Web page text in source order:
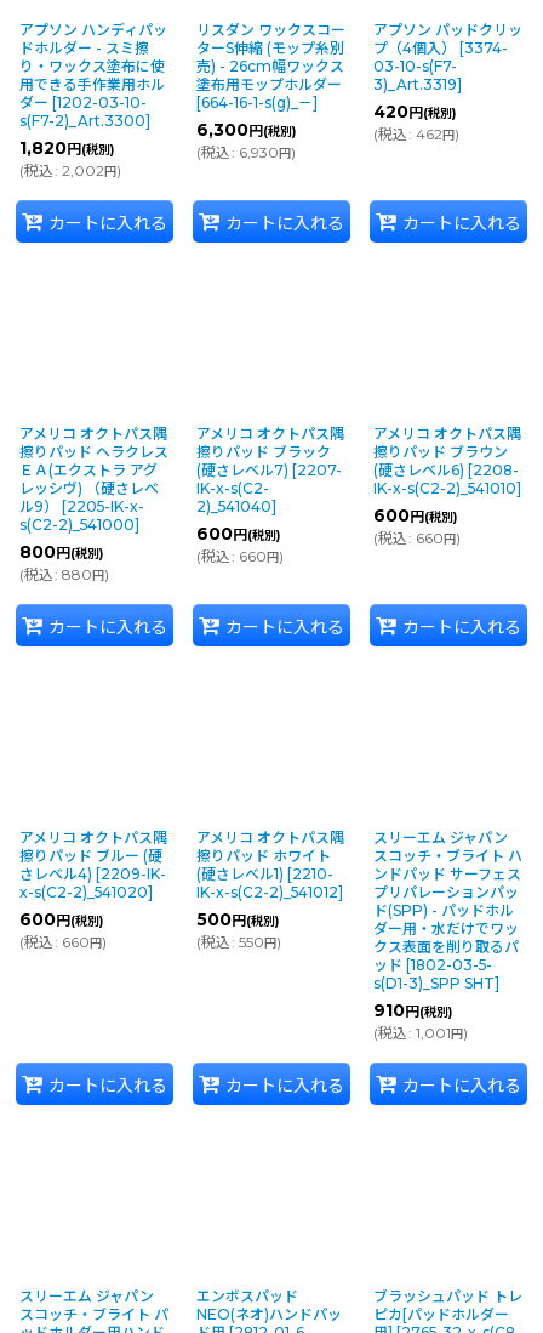
アプソン ハンディパッ
ドホルダー - スミ擦
り・ワックス塗布に使
用できる手作業用ホル
ダー [1202-03-10-
s(F7-2)_Art.3300]
1,820円 (税別)
(税込: 2,002円)
カートに入れる
リスダン ワックスコー
ターS伸縮 (モップ糸別
売) - 26cm幅ワックス
塗布用モップホルダー
[664-16-1-s(g)_－]
6,300円 (税別)
(税込: 6,930円)
カートに入れる
アプソン パッドクリッ
プ（4個入）
[3374-
03-10-s(F7-
3)_Art.3319]
420円 (税別)
(税込: 462円)
カートに入れる
アメリコ オクトパス隅
擦りパッド ヘラクレス
ＥＡ(エクストラ アグ
レッシヴ) （硬さレベ
ル9）
[2205-IK-x-
s(C2-2)_541000]
800円 (税別)
(税込: 880円)
カートに入れる
アメリコ オクトパス隅
擦りパッド ブラック
(硬さレベル7) [2207-
IK-x-s(C2-
2)_541040]
600円 (税別)
(税込: 660円)
カートに入れる
アメリコ オクトパス隅
擦りパッド ブラウン
(硬さレベル6) [2208-
IK-x-s(C2-2)_541010]
600円 (税別)
(税込: 660円)
カートに入れる
アメリコ オクトパス隅
擦りパッド ブルー (硬
さレベル4) [2209-IK-
x-s(C2-2)_541020]
600円 (税別)
(税込: 660円)
カートに入れる
アメリコ オクトパス隅
擦りパッド ホワイト
(硬さレベル1) [2210-
IK-x-s(C2-2)_541012]
500円 (税別)
(税込: 550円)
カートに入れる
スリーエム ジャパン
スコッチ・ブライト ハ
ンドパッド サーフェス
プリパレーションパッ
ド(SPP) - パッドホル
ダー用・水だけでワッ
クス表面を削り取るパ
ッド [1802-03-5-
s(D1-3)_SPP SHT]
910円 (税別)
(税込: 1,001円)
カートに入れる
スリーエム ジャパン
スコッチ・ブライト パ
エンボスパッド
NEO(ネオ)ハンドパッ
ブラッシュパッド トレ
ピカ[パッドホルダー